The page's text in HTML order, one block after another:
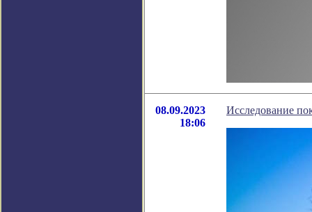
08.09.2023
18:06
Исследование